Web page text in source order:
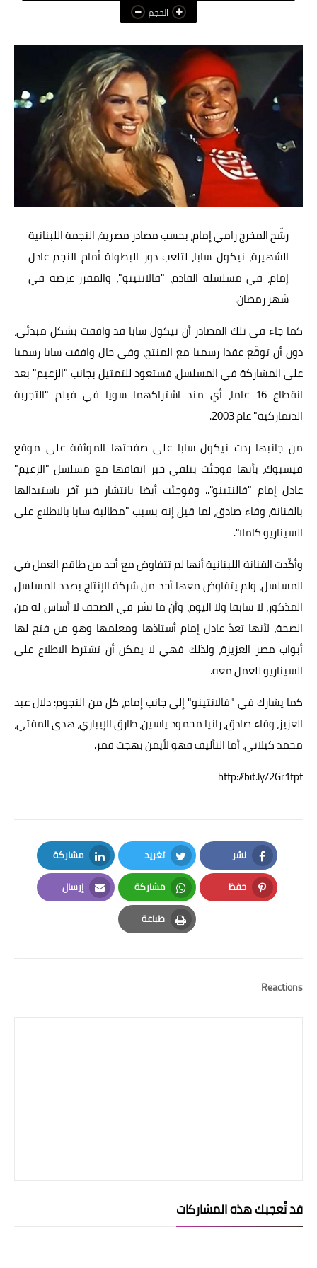
عالم المرأة
فن وثقافة
أخبار مصر
أخبار عربية
أخبار النجوم
أخبار العالم
الحجم
رشّح المخرج رامي إمام، بحسب مصادر مصرية، النجمة اللبنانية
الشهيرة، نيكول سابا، لتلعب دور البطولة أمام النجم عادل
إمام، في مسلسله القادم، "فالانتينو"، والمقرر عرضه في
شهر رمضان.
كما جاء في تلك المصادر أن نيكول سابا قد وافقت بشكل مبدئي،
دون أن توقّع عقدا رسميا مع المنتج، وفي حال وافقت سابا رسميا
على المشاركة في المسلسل، فستعود للتمثيل بجانب "الزعيم" بعد
انقطاع 16 عاما، أي منذ اشتراكهما سويا في فيلم "التجربة
الدنماركية" عام 2003.
من جانبها ردت نيكول سابا على صفحتها الموثقة على موقع
فيسبوك، بأنها فوجئت بتلقي خبر اتفاقها مع مسلسل "الزعيم"
عادل إمام "فالنتينو".. وفوجئت أيضا بانتشار خبر آخر باستبدالها
بالفنانة، وفاء صادق، لما قيل إنه بسبب "مطالبة سابا بالاطلاع على
السيناريو كاملا".
وأكّدت الفنانة اللبنانية أنها لم تتفاوض مع أحد من طاقم العمل في
المسلسل، ولم يتفاوض معها أحد من شركة الإنتاج بصدد المسلسل
المذكور، لا سابقا ولا اليوم، وأن ما نشر في الصحف لا أساس له من
الصحة، لأنها تعدّ عادل إمام أستاذها ومعلمها وهو من فتح لها
أبواب مصر العزيزة، ولذلك فهي لا يمكن أن تشترط الاطلاع على
السيناريو للعمل معه.
كما يشارك في "فالانتينو" إلى جانب إمام، كل من النجوم: دلال عبد
العزيز، وفاء صادق، رانيا محمود ياسين، طارق الإيباري، هدى المفتي،
محمد كيلاني، أما التأليف فهو لأيمن بهجت قمر.
http://bit.ly/2Gr1fpt
نشر
Facebook
تغريد
Twitter
مشاركة
LinkedIn
حفظ
Pinterest
مشاركة
Whatsapp
إرسال
Email
طباعة
Print
Reactions
قد تُعجبك هذه المشاركات